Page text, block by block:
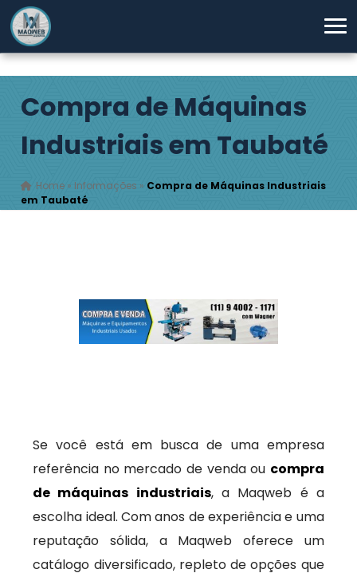
Compra de Máquinas
Industriais em Taubaté
Home » Informações » Compra de Máquinas Industriais
em Taubaté
Se você está em busca de uma empresa
referência no mercado de venda ou compra
de máquinas industriais, a Maqweb é a
escolha ideal. Com anos de experiência e uma
reputação sólida, a Maqweb oferece um
catálogo diversificado, repleto de opções que